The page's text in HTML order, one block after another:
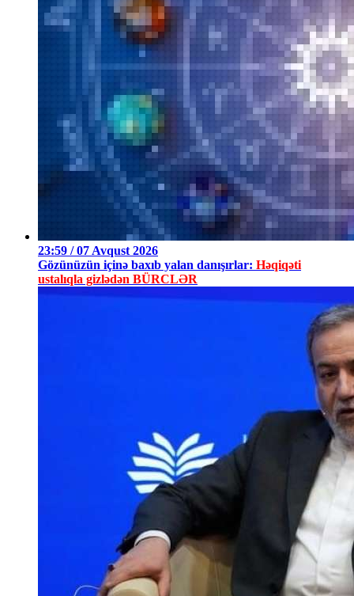
23:59 / 07 Avqust 2026
Gözünüzün içinə baxıb yalan danışırlar: Həqiqəti
ustalıqla gizlədən BÜRCLƏR